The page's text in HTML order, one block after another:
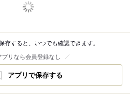
存すると、いつでも確認できます。
プリなら会員登録なし
アプリで保存する